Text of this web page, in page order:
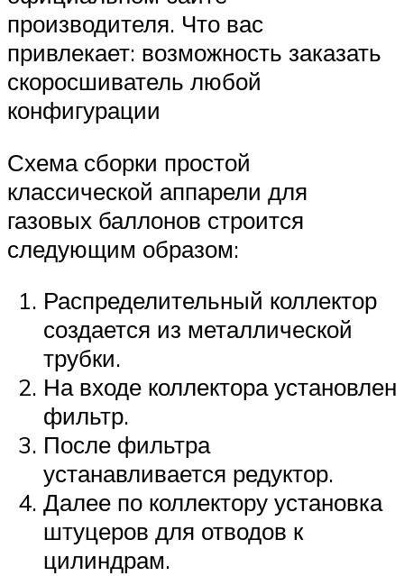
производителя. Что вас
привлекает: возможность заказать
скоросшиватель любой
конфигурации
Схема сборки простой
классической аппарели для
газовых баллонов строится
следующим образом:
Распределительный коллектор
создается из металлической
трубки.
На входе коллектора установлен
фильтр.
После фильтра
устанавливается редуктор.
Далее по коллектору установка
штуцеров для отводов к
цилиндрам.